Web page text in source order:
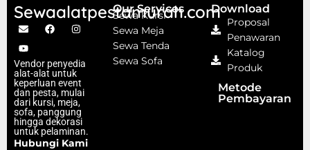
Sewaalatpestamurah.com
Vendor penyedia
alat-alat untuk
keperluan event
dan pesta, mulai
dari kursi, meja,
sofa, panggung
hingga dekorasi
untuk pelaminan.
Hubungi Kami
Our Services
Sewa Kursi
Sewa Meja
Sewa Tenda
Sewa Sofa
Download
Proposal
Penawaran
Katalog
Produk
Metode
Pembayaran